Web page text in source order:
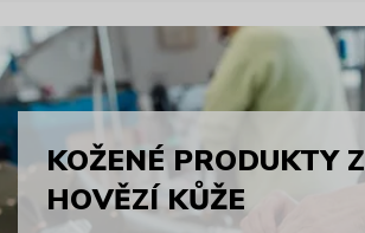
KOŽENÉ PRODUKTY Z
HOVĚZÍ KŮŽE